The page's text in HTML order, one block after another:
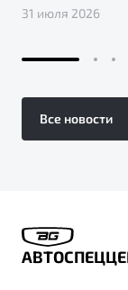
31 июля 2026
Все новости